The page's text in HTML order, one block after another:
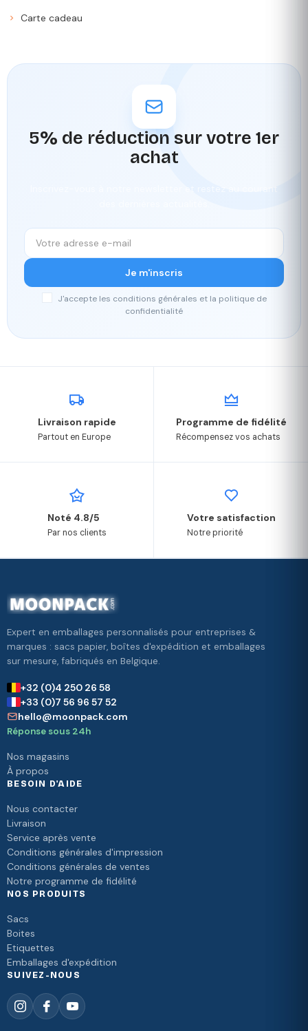
Carte cadeau
5% de réduction sur votre 1er
achat
Je m'inscris
J'accepte les conditions générales et la politique de
confidentialité
Livraison rapide
Partout en Europe
Programme de fidélité
Récompensez vos achats
Noté 4.8/5
Par nos clients
Votre satisfaction
Notre priorité
Expert en emballages personnalisés pour entreprises &
marques : sacs papier, boîtes d'expédition et emballages
sur mesure, fabriqués en Belgique.
+32 (0)4 250 26 58
+33 (0)7 56 96 57 52
hello@moonpack.com
Réponse sous 24h
Nos magasins
À propos
BESOIN D'AIDE
Nous contacter
Livraison
Service après vente
Conditions générales d'impression
Conditions générales de ventes
Notre programme de fidélité
NOS PRODUITS
Sacs
Boites
Etiquettes
Emballages d'expédition
SUIVEZ-NOUS